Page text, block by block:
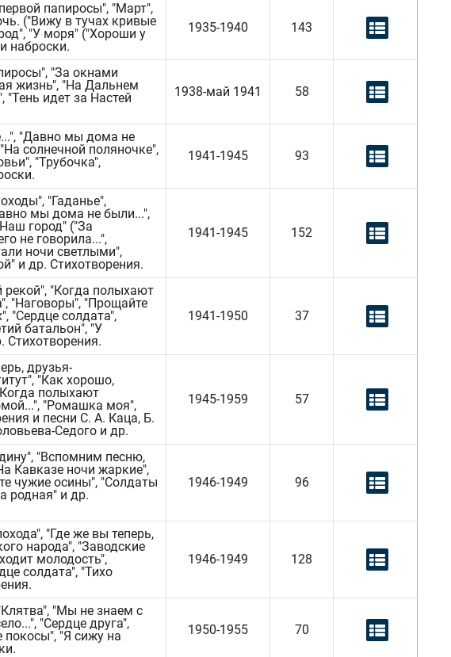
папиросы", "Март",
("Вижу в тучах кривые
"У моря" ("Хороши у
наброски.
1935-1940 143
"За окнами
жизнь", "На Дальнем
"Тень идет за Настей
1938-май 1941 58
"Давно мы дома не
солнечной поляночке",
"Трубочка",
1941-1945 93
"Гаданье",
мы дома не были...",
город" ("За
не говорила...",
ночи светлыми",
и др. Стихотворения.
1941-1945 152
"Когда полыхают
"Наговоры", "Прощайте
"Сердце солдата",
батальон", "У
Стихотворения.
1941-1950 37
друзья-
"Как хорошо,
полыхают
"Ромашка моя",
и песни С. А. Каца, Б.
Седого и др.
1945-1959 57
"Вспомним песню,
Кавказе ночи жаркие",
чужие осины", "Солдаты
родная" и др.
1946-1949 96
"Где же вы теперь,
народа", "Заводские
молодость",
солдата", "Тихо
1946-1949 128
"Мы не знаем с
"Сердце друга",
покосы", "Я сижу на
1950-1955 70